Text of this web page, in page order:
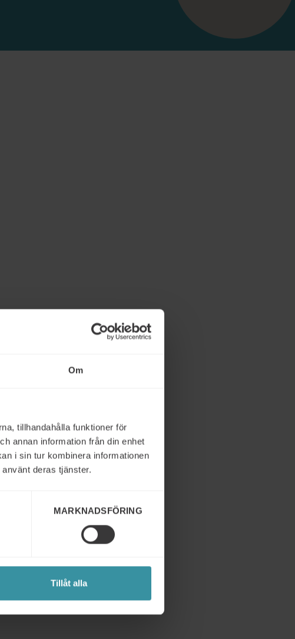
Om
tillhandahålla funktioner för
annan information från din enhet
i sin tur kombinera informationen
deras tjänster.
MARKNADSFÖRING
Tillåt alla
expertis
länder och på
uppnå
globalt eller
inom